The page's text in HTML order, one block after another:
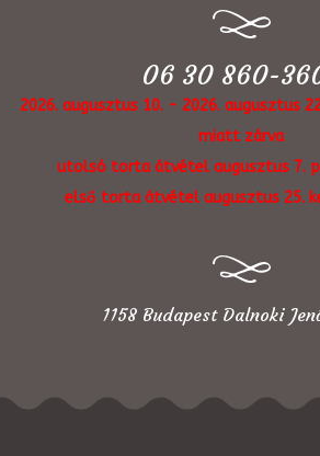
06 30 860-
2026. augusztus 10. - 2026. augusztus
miatt zárva
utolsó torta átvétel augusztus 7.
első torta átvétel augusztus 25.
1158 Budapest Dalnoki